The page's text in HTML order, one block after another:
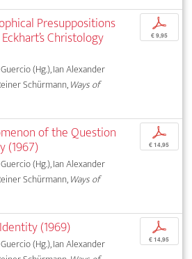
Presuppositions
Christology
(Hg.), Ian Alexander
Schürmann,Ways of
p
€ 9,95
of the Question
(1967)
(Hg.), Ian Alexander
Schürmann,Ways of
p
€ 14,95
(1969)
(Hg.), Ian Alexander
p
€ 14,95